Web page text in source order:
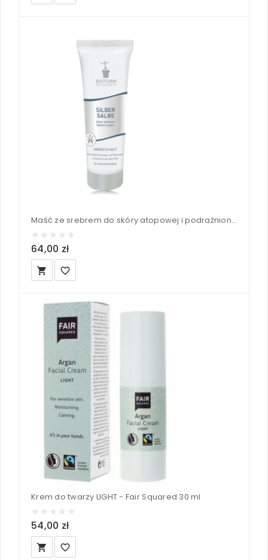
Maść ze srebrem do skóry atopowej i podrażnionej - Bioturm 50 ml
64,00 zł
local_grocery_store favorite_border
Krem do twarzy LIGHT - Fair Squared 30 ml
54,00 zł
local_grocery_store favorite_border